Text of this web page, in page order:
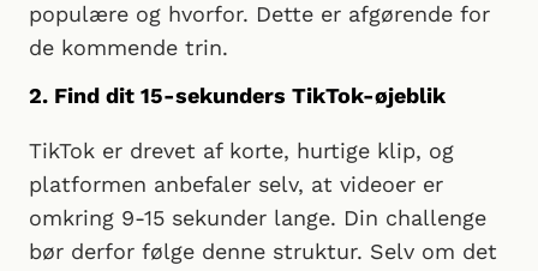
populære og hvorfor. Dette er afgørende for
de kommende trin.
2. Find dit 15-sekunders TikTok-øjeblik
TikTok er drevet af korte, hurtige klip, og
platformen anbefaler selv, at videoer er
omkring 9-15 sekunder lange. Din challenge
bør derfor følge denne struktur. Selv om det